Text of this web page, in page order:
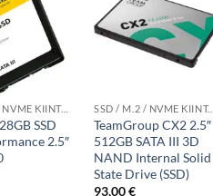
SSD / M.2 / NVME KIINTOLEVYT
SSD
2.5″
SSD / M.2 / NVME KIINTOLEVYT
TeamGroup CX2 2.5″
512GB SATA III 3D
NAND Internal Solid
State Drive (SSD)
93,00€